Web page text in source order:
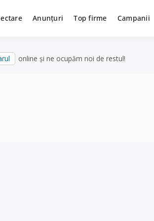
Anunțuri Top firme Campanii
online și ne ocupăm noi de restul!